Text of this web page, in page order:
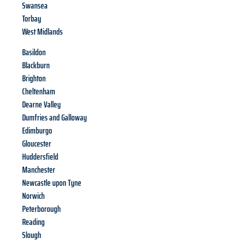
Swansea
Torbay
West Midlands
Basildon
Blackburn
Brighton
Cheltenham
Dearne Valley
Dumfries and Galloway
Edimburgo
Gloucester
Huddersfield
Manchester
Newcastle upon Tyne
Norwich
Peterborough
Reading
Slough